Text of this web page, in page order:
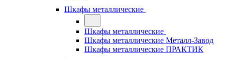
Шкафы металлические
Шкафы металлические
Шкафы металлические Металл-Завод
Шкафы металлические ПРАКТИК